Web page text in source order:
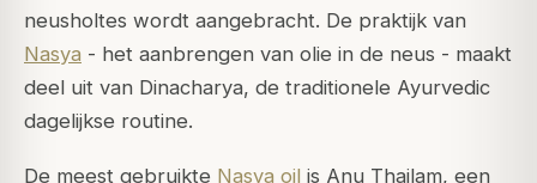
neusholtes wordt aangebracht. De praktijk van
Nasya - het aanbrengen van olie in de neus - maakt
deel uit van Dinacharya, de traditionele Ayurvedic
dagelijkse routine.
De meest gebruikte Nasya oil is Anu Thailam, een